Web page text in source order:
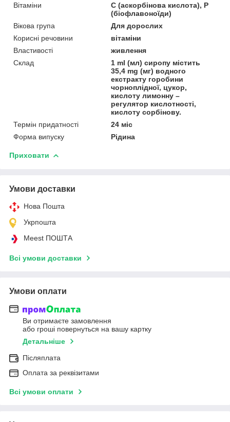
Вітаміни
С (аскорбінова кислота), Р
(біофлавоноїди)
Вікова група
Для дорослих
Корисні речовини
вітаміни
Властивості
живлення
Склад
1 ml (мл) сиропу містить
35,4 mg (мг) водного
екстракту горобини
чорноплідної, цукор,
кислоту лимонну –
регулятор кислотності,
кислоту сорбінову.
Термін придатності
24 міс
Форма випуску
Рідина
Приховати
Умови доставки
Нова Пошта
Укрпошта
Meest ПОШТА
Всі умови доставки
Умови оплати
Ви отримаєте замовлення
або гроші повернуться на вашу картку
Детальніше
Післяплата
Оплата за реквізитами
Всі умови оплати